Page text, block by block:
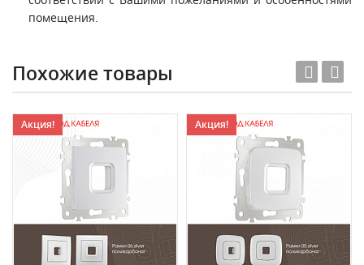
помещения.
Похожие товары
Акция! Акция!